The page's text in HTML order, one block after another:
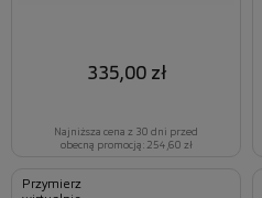
335,00 zł
Najniższa cena z 30 dni przed
obecną promocją: 254,60 zł
Przymierz